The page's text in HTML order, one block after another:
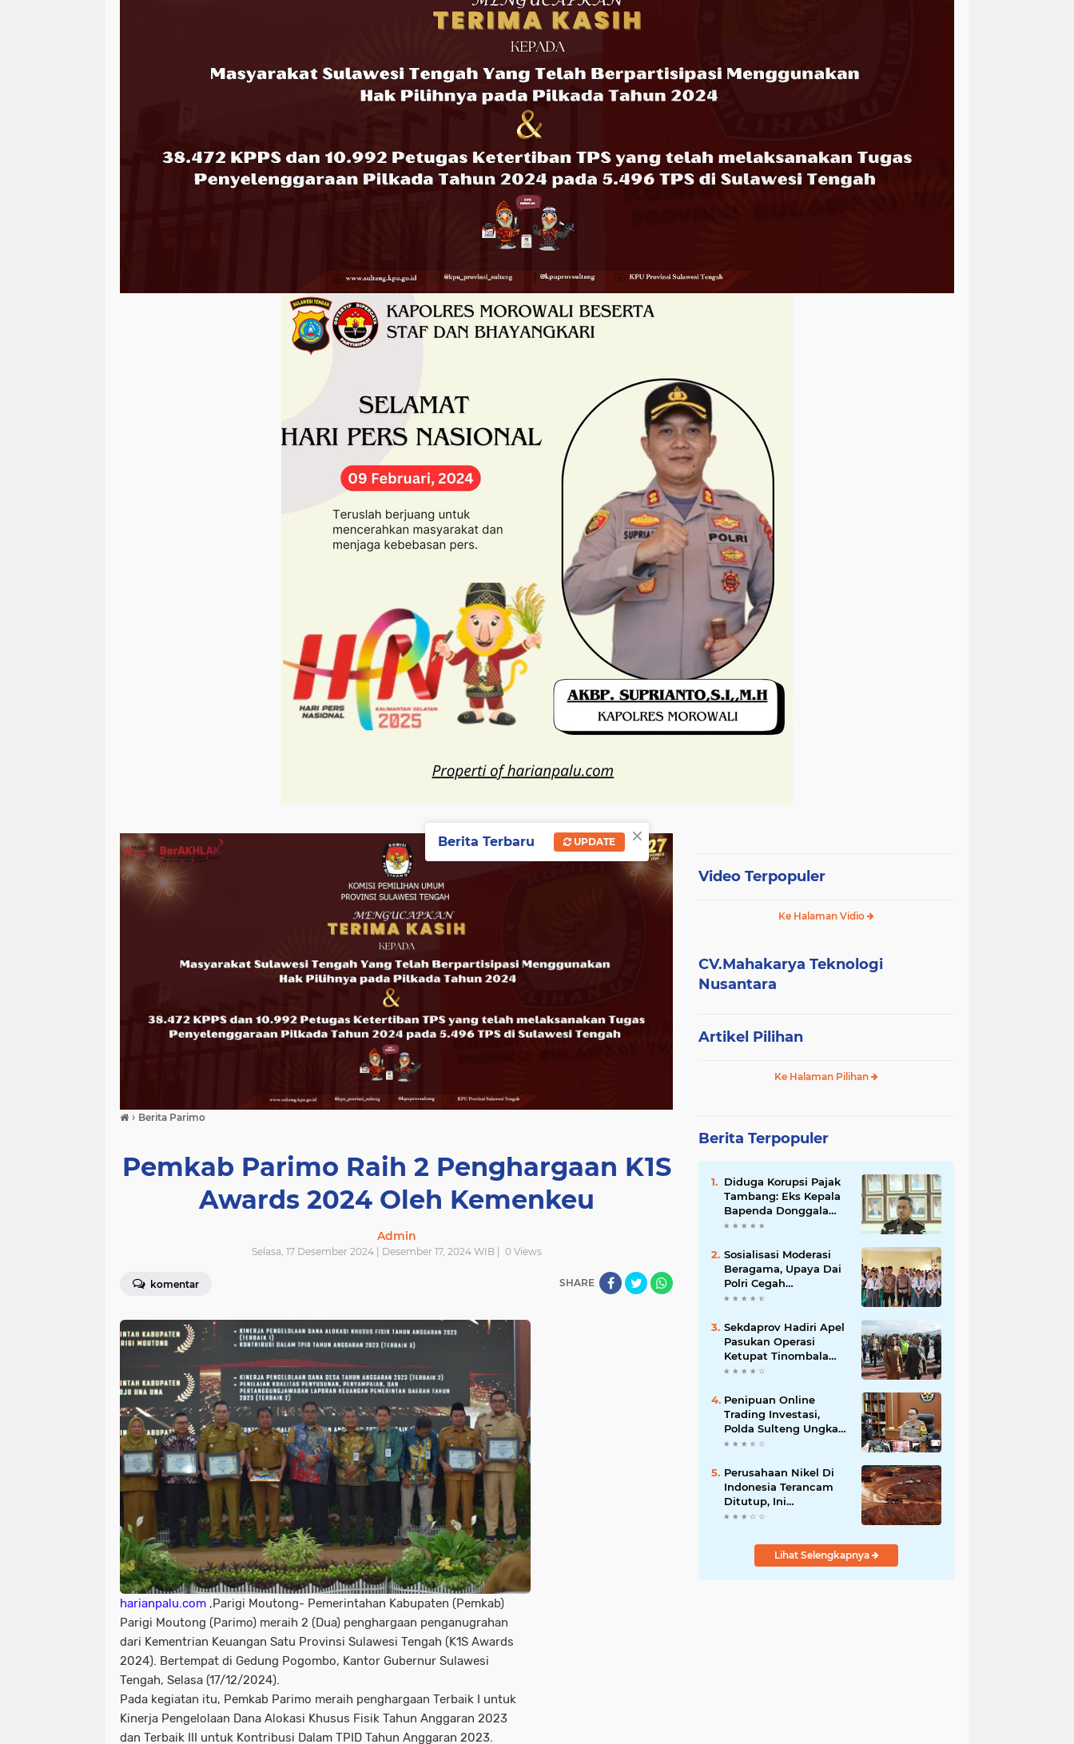
› Berita Parimo
Pemkab Parimo Raih 2 Penghargaan K1S
Awards 2024 Oleh Kemenkeu
Admin
Selasa, 17 Desember 2024 | Desember 17, 2024 WIB | 0Views
komentar SHARE
harianpalu.com ,Parigi Moutong- Pemerintahan Kabupaten (Pemkab)
Parigi Moutong (Parimo) meraih 2 (Dua) penghargaan penganugrahan
dari Kementrian Keuangan Satu Provinsi Sulawesi Tengah (K1S Awards
2024). Bertempat di Gedung Pogombo, Kantor Gubernur Sulawesi
Tengah, Selasa (17/12/2024).
Pada kegiatan itu, Pemkab Parimo meraih penghargaan Terbaik I untuk
Kinerja Pengelolaan Dana Alokasi Khusus Fisik Tahun Anggaran 2023
dan Terbaik III untuk Kontribusi Dalam TPID Tahun Anggaran 2023.
Video Terpopuler
Ke Halaman Vidio
CV.Mahakarya Teknologi
Nusantara
Artikel Pilihan
Ke Halaman Pilihan
Berita Terpopuler
Diduga Korupsi Pajak
Tambang: Eks Kepala
Bapenda Donggala
Jadi Tersangka
Sosialisasi Moderasi
Beragama, Upaya Dai
Polri Cegah
Radikalisme di
Sekdaprov Hadiri Apel
Pasukan Operasi
Ketupat Tinombala
2023
Penipuan Online
Trading Investasi,
Polda Sulteng Ungkap
Selama Beroperasi
Milyar
Perusahaan Nikel Di
Indonesia Terancam
Ditutup, Ini
Pernyataan Luhut
Lihat Selengkapnya
×
Berita Terbaru UPDATE